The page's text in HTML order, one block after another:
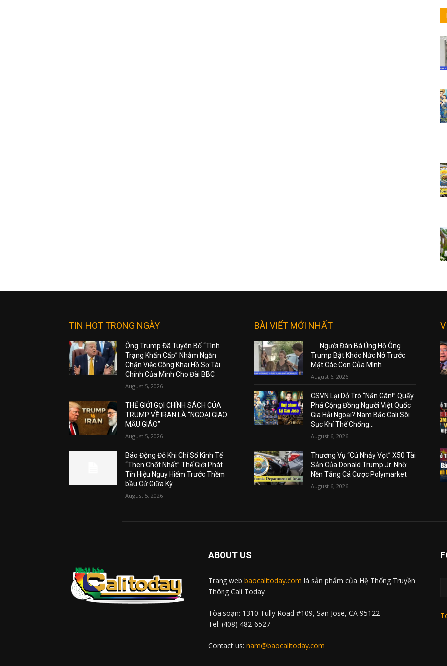
TIN HOT TRONG NGÀY
Ông Trump Đã Tuyên Bố “Tình
Trạng Khẩn Cấp” Nhằm Ngăn
Chặn Việc Công Khai Hồ Sơ Tài
Chính Của Mình Cho Đài BBC
August 5, 2026
THẾ GIỚI GỌI CHÍNH SÁCH CỦA
TRUMP VỀ IRAN LÀ “NGOẠI GIAO
MẪU GIÁO”
August 5, 2026
Báo Động Đỏ Khi Chỉ Số Kinh Tế
“Then Chốt Nhất” Thế Giới Phát
Tín Hiệu Nguy Hiểm Trước Thềm
bầu Cử Giữa Kỳ
August 5, 2026
BÀI VIẾT MỚI NHẤT
Người Đàn Bà Ủng Hộ Ông
Trump Bật Khóc Nức Nở Trước
Mặt Các Con Của Mình
August 6, 2026
CSVN Lại Dở Trò “Nắn Gân!” Quấy
Phá Cộng Đồng Người Việt Quốc
Gia Hải Ngoại? Nam Bắc Cali Sôi
Sục Khí Thế Chống...
August 6, 2026
Thương Vụ “Cú Nhảy Vọt” X50 Tài
Sản Của Donald Trump Jr. Nhờ
Nền Tảng Cá Cược Polymarket
August 6, 2026
ABOUT US
Trang web baocalitoday.com là sản phẩm của Hệ Thống Truyền
Thông Cali Today
Tòa soạn: 1310 Tully Road #109, San Jose, CA 95122
Tel: (408) 482-6527
Contact us: nam@baocalitoday.com